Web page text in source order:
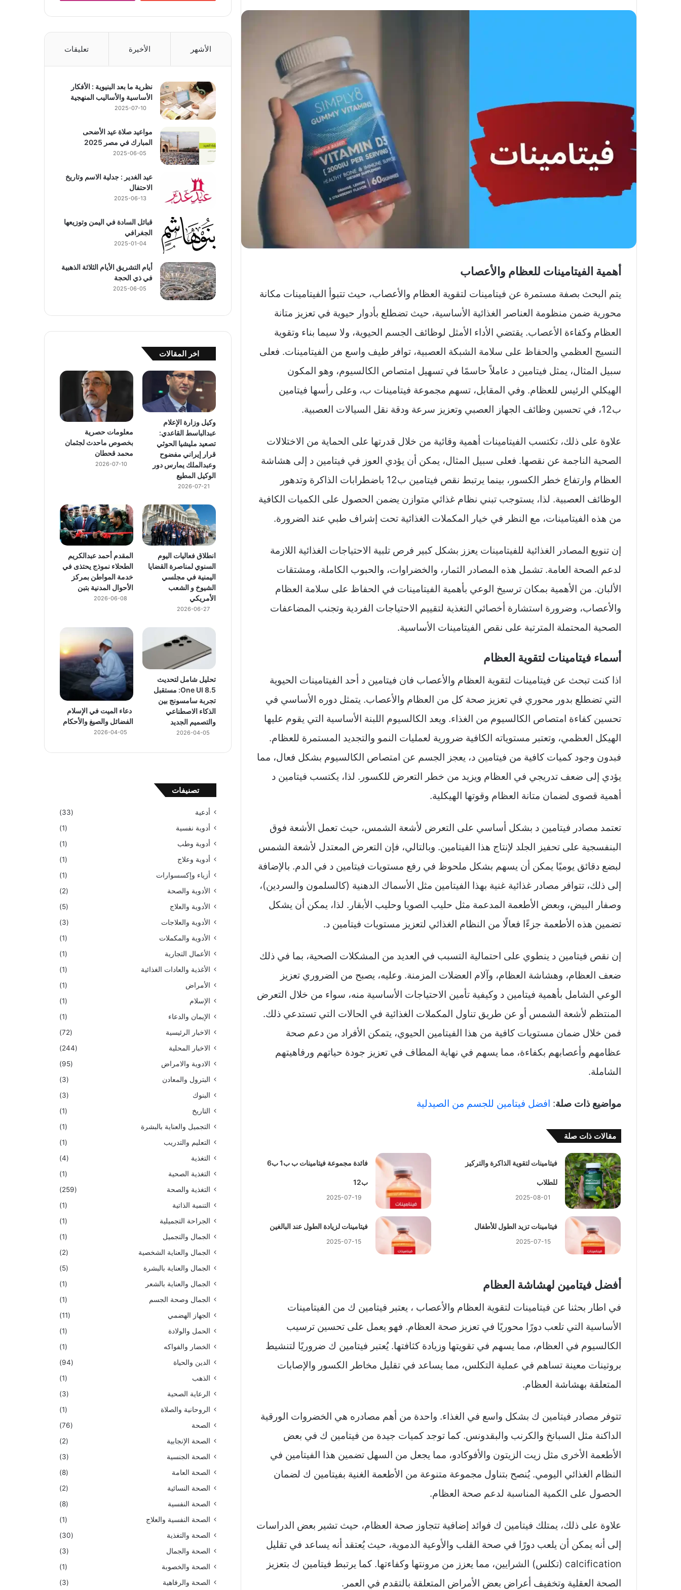
أهمية الفيتامينات للعظام والأعصاب
يتم البحث بصفة مستمرة عن فيتامينات لتقوية العظام والأعصاب، حيث تتبوأ الفيتامينات مكانة
محورية ضمن منظومة العناصر الغذائية الأساسية، حيث تضطلع بأدوار حيوية في تعزيز متانة
العظام وكفاءة الأعصاب. يقتضي الأداء الأمثل لوظائف الجسم الحيوية، ولا سيما بناء وتقوية
النسيج العظمي والحفاظ على سلامة الشبكة العصبية، توافر طيف واسع من الفيتامينات. فعلى
سبيل المثال، يمثل فيتامين د عاملاً حاسمًا في تسهيل امتصاص الكالسيوم، وهو المكون
الهيكلي الرئيس للعظام. وفي المقابل، تسهم مجموعة فيتامينات ب، وعلى رأسها فيتامين
ب12، في تحسين وظائف الجهاز العصبي وتعزيز سرعة ودقة نقل السيالات العصبية.
علاوة على ذلك، تكتسب الفيتامينات أهمية وقائية من خلال قدرتها على الحماية من الاختلالات
الصحية الناجمة عن نقصها. فعلى سبيل المثال، يمكن أن يؤدي العوز في فيتامين د إلى هشاشة
العظام وارتفاع خطر الكسور، بينما يرتبط نقص فيتامين ب12 باضطرابات الذاكرة وتدهور
الوظائف العصبية. لذا، يستوجب تبني نظام غذائي متوازن يضمن الحصول على الكميات الكافية
من هذه الفيتامينات، مع النظر في خيار المكملات الغذائية تحت إشراف طبي عند الضرورة.
إن تنويع المصادر الغذائية للفيتامينات يعزز بشكل كبير فرص تلبية الاحتياجات الغذائية اللازمة
لدعم الصحة العامة. تشمل هذه المصادر الثمار، والخضراوات، والحبوب الكاملة، ومشتقات
الألبان. من الأهمية بمكان ترسيخ الوعي بأهمية الفيتامينات في الحفاظ على سلامة العظام
والأعصاب، وضرورة استشارة أخصائي التغذية لتقييم الاحتياجات الفردية وتجنب المضاعفات
الصحية المحتملة المترتبة على نقص الفيتامينات الأساسية.
أسماء فيتامينات لتقوية العظام
اذا كنت تبحث عن فيتامينات لتقوية العظام والأعصاب فان فيتامين د أحد الفيتامينات الحيوية
التي تضطلع بدور محوري في تعزيز صحة كل من العظام والأعصاب. يتمثل دوره الأساسي في
تحسين كفاءة امتصاص الكالسيوم من الغذاء. ويعد الكالسيوم اللبنة الأساسية التي يقوم عليها
الهيكل العظمي، وتعتبر مستوياته الكافية ضرورية لعمليات النمو والتجديد المستمرة للعظام.
فبدون وجود كميات كافية من فيتامين د، يعجز الجسم عن امتصاص الكالسيوم بشكل فعال، مما
يؤدي إلى ضعف تدريجي في العظام ويزيد من خطر التعرض للكسور. لذا، يكتسب فيتامين د
أهمية قصوى لضمان متانة العظام وقوتها الهيكلية.
تعتمد مصادر فيتامين د بشكل أساسي على التعرض لأشعة الشمس، حيث تعمل الأشعة فوق
البنفسجية على تحفيز الجلد لإنتاج هذا الفيتامين. وبالتالي، فإن التعرض المعتدل لأشعة الشمس
لبضع دقائق يوميًا يمكن أن يسهم بشكل ملحوظ في رفع مستويات فيتامين د في الدم. بالإضافة
إلى ذلك، تتوافر مصادر غذائية غنية بهذا الفيتامين مثل الأسماك الدهنية (كالسلمون والسردين)،
وصفار البيض، وبعض الأطعمة المدعمة مثل حليب الصويا وحليب الأبقار. لذا، يمكن أن يشكل
تضمين هذه الأطعمة جزءًا فعالًا من النظام الغذائي لتعزيز مستويات فيتامين د.
إن نقص فيتامين د ينطوي على احتمالية التسبب في العديد من المشكلات الصحية، بما في ذلك
ضعف العظام، وهشاشة العظام، وآلام العضلات المزمنة. وعليه، يصبح من الضروري تعزيز
الوعي الشامل بأهمية فيتامين د وكيفية تأمين الاحتياجات الأساسية منه، سواء من خلال التعرض
المنتظم لأشعة الشمس أو عن طريق تناول المكملات الغذائية في الحالات التي تستدعي ذلك.
فمن خلال ضمان مستويات كافية من هذا الفيتامين الحيوي، يتمكن الأفراد من دعم صحة
عظامهم وأعصابهم بكفاءة، مما يسهم في نهاية المطاف في تعزيز جودة حياتهم ورفاهيتهم
الشاملة.
مواضيع ذات صلة: افضل فيتامين للجسم من الصيدلية
مقالات ذات صلة
فيتامينات لتقوية الذاكرة والتركيز
للطلاب
2025-08-01
فائدة مجموعة فيتامينات ب ب1 ب6
ب12
2025-07-19
فيتامينات تزيد الطول للأطفال
2025-07-15
فيتامينات لزيادة الطول عند البالغين
2025-07-15
أفضل فيتامين لهشاشة العظام
في اطار بحثنا عن فيتامينات لتقوية العظام والأعصاب ، يعتبر فيتامين ك من الفيتامينات
الأساسية التي تلعب دورًا محوريًا في تعزيز صحة العظام. فهو يعمل على تحسين ترسيب
الكالسيوم في العظام، مما يسهم في تقويتها وزيادة كثافتها. يُعتبر فيتامين ك ضروريًا لتنشيط
بروتينات معينة تساهم في عملية التكلس، مما يساعد في تقليل مخاطر الكسور والإصابات
المتعلقة بهشاشة العظام.
تتوفر مصادر فيتامين ك بشكل واسع في الغذاء. واحدة من أهم مصادره هي الخضروات الورقية
الداكنة مثل السبانخ والكرنب والبقدونس. كما توجد كميات جيدة من فيتامين ك في بعض
الأطعمة الأخرى مثل زيت الزيتون والأفوكادو، مما يجعل من السهل تضمين هذا الفيتامين في
النظام الغذائي اليومي. يُنصح بتناول مجموعة متنوعة من الأطعمة الغنية بفيتامين ك لضمان
الحصول على الكمية المناسبة لدعم صحة العظام.
علاوة على ذلك، يمتلك فيتامين ك فوائد إضافية تتجاوز صحة العظام، حيث تشير بعض الدراسات
إلى أنه يمكن أن يلعب دورًا في صحة القلب والأوعية الدموية، حيث يُعتقد أنه يساعد في تقليل
calcification (تكلس) الشرايين، مما يعزز من مرونتها وكفاءتها. كما يرتبط فيتامين ك بتعزيز
الصحة العقلية وتخفيف أعراض بعض الأمراض المتعلقة بالتقدم في العمر.
الأشهر الأخيرة تعليقات
نظرية ما بعد البنيوية : الأفكار
الأساسية والأساليب المنهجية
2025-07-10
مواعيد صلاة عيد الأضحى
المبارك في مصر 2025
2025-06-05
عيد الغدير : جدلية الاسم وتاريخ
الاحتفال
2025-06-13
قبائل السادة في اليمن وتوزيعها
الجغرافي
2025-01-04
أيام التشريق الأيام الثلاثة الذهبية
في ذي الحجة
2025-06-05
اخر المقالات
وكيل وزارة الإعلام
عبدالباسط القاعدي:
تصعيد مليشيا الحوثي
قرار إيراني مفضوح
وعبدالملك يمارس دور
الوكيل المطيع
2026-07-21
معلومات حصرية
بخصوص ماحدث لجثمان
محمد قحطان
2026-07-10
انطلاق فعاليات اليوم
السنوي لمناصرة القضايا
اليمنية في مجلسي
الشيوخ و الشعب
الأمريكي
2026-06-27
المقدم أحمد عبدالكريم
الطحلاء نموذج يحتذى في
خدمة المواطن بمركز
الأحوال المدنية بتبن
2026-06-08
تحليل شامل لتحديث
One UI 8.5: مستقبل
تجربة سامسونج بين
الذكاء الاصطناعي
والتصميم الجديد
2026-04-05
دعاء الميت في الإسلام
الفضائل والصيغ والأحكام
2026-04-05
تصنيفات
أدعية
(33)
أدوية نفسية
(1)
أدوية وطب
(1)
أدوية وعلاج
(1)
أزياء وإكسسوارات
(1)
الأدوية والصحة
(2)
الأدوية والعلاج
(5)
الأدوية والعلاجات
(3)
الأدوية والمكملات
(1)
الأعمال التجارية
(1)
الأغذية والعادات الغذائية
(1)
الأمراض
(1)
الإسلام
(1)
الإيمان والدعاء
(1)
الاخبار الرئيسية
(72)
الاخبار المحلية
(244)
الادوية والامراض
(95)
البترول والمعادن
(3)
البنوك
(3)
التاريخ
(1)
التجميل والعناية بالبشرة
(1)
التعليم والتدريب
(1)
التغذية
(4)
التغذية الصحية
(1)
التغذية والصحة
(259)
التنمية الذاتية
(1)
الجراحة التجميلية
(1)
الجمال والتجميل
(1)
الجمال والعناية الشخصية
(2)
الجمال والعناية بالبشرة
(5)
الجمال والعناية بالشعر
(1)
الجمال وصحة الجسم
(1)
الجهاز الهضمي
(11)
الحمل والولادة
(1)
الخضار والفواكه
(1)
الدين والحياة
(94)
الذهب
(1)
الرعاية الصحية
(3)
الروحانية والصلاة
(1)
الصحة
(76)
الصحة الإنجابية
(2)
الصحة الجنسية
(3)
الصحة العامة
(8)
الصحة النسائية
(2)
الصحة النفسية
(8)
الصحة النفسية والعلاج
(1)
الصحة والتغذية
(30)
الصحة والجمال
(3)
الصحة والخصوبة
(1)
الصحة والرفاهية
(3)